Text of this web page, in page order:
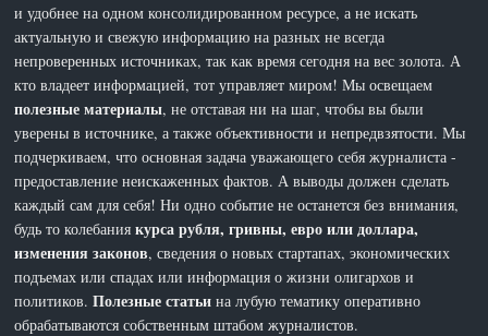
и удобнее на одном консолидированном ресурсе, а не искать
актуальную и свежую информацию на разных не всегда
непроверенных источниках, так как время сегодня на вес золота. А
кто владеет информацией, тот управляет миром! Мы освещаем
полезные материалы, не отставая ни на шаг, чтобы вы были
уверены в источнике, а также объективности и непредвзятости. Мы
подчеркиваем, что основная задача уважающего себя журналиста -
предоставление неискаженных фактов. А выводы должен сделать
каждый сам для себя! Ни одно событие не останется без внимания,
будь то колебаниякурса рубля, гривны, евро или доллара,
изменения законов, сведения о новых стартапах, экономических
подъемах или спадах или информация о жизни олигархов и
политиков.Полезные статьи на лубую тематику оперативно
обрабатываются собственным штабом журналистов.